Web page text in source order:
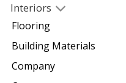
Interiors
Flooring
Building Materials
Company